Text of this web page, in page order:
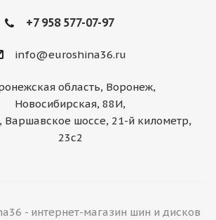
+7 958 577-07-97
info@euroshina36.ru
область, Воронеж,
Новосибирская, 88И,
Варшавское шоссе, 21-й километр,
23с2
- интернет-магазин шин и дисков